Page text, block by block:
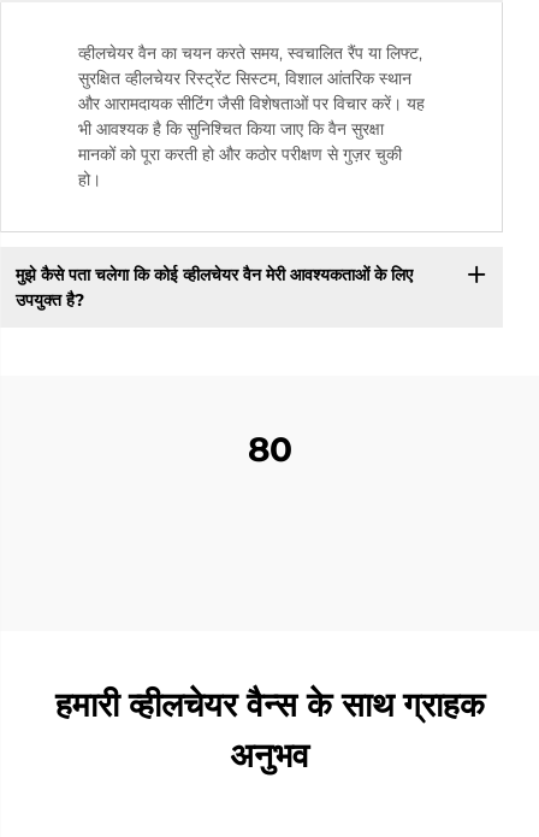
व्हीलचेयर वैन का चयन करते समय, स्वचालित रैंप या लिफ्ट,
सुरक्षित व्हीलचेयर रिस्ट्रेंट सिस्टम, विशाल आंतरिक स्थान
और आरामदायक सीटिंग जैसी विशेषताओं पर विचार करें। यह
भी आवश्यक है कि सुनिश्चित किया जाए कि वैन सुरक्षा
मानकों को पूरा करती हो और कठोर परीक्षण से गुज़र चुकी
हो।
मुझे कैसे पता चलेगा कि कोई व्हीलचेयर वैन मेरी आवश्यकताओं के लिए
उपयुक्त है?
80
हमारी व्हीलचेयर वैन्स के साथ ग्राहक
अनुभव